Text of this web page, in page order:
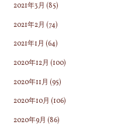
2021年3月 (85)
2021年2月 (74)
2021年1月 (64)
2020年12月 (100)
2020年11月 (95)
2020年10月 (106)
2020年9月 (86)